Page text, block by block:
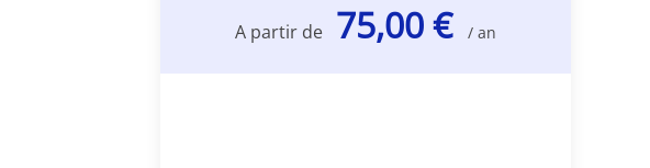
A partir de 75,00 € / an